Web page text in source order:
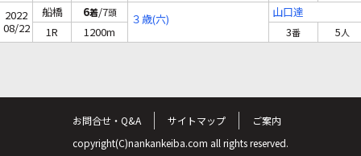
2022
08/22
船橋 6着/7頭 ３歳(六)
山口達
1R
1200m 3番 5人
お問合せ・Q&A サイトマップ
ご案内
copyright(C)nankankeiba.com all rights reserved.